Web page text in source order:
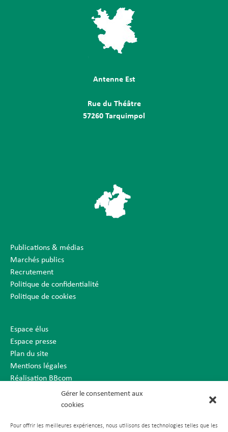
Gérer le consentement aux
cookies
Pour offrir les meilleures expériences, nous utilisons des technologies telles que les
Antenne Est
Rue du Théâtre
57260 Tarquimpol
Publications & médias
Marchés publics
Recrutement
Politique de confidentialité
Politique de cookies
Espace élus
Espace presse
Plan du site
Mentions légales
Réalisation BBcom